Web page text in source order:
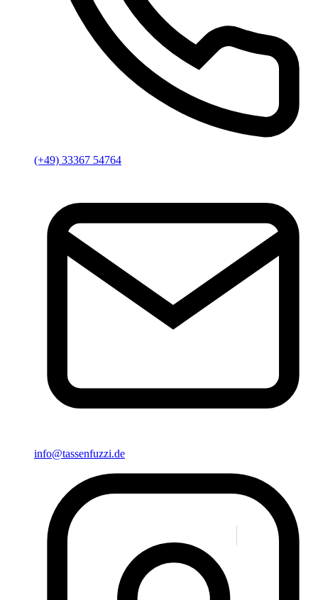
(+49) 33367 54764
info@tassenfuzzi.de